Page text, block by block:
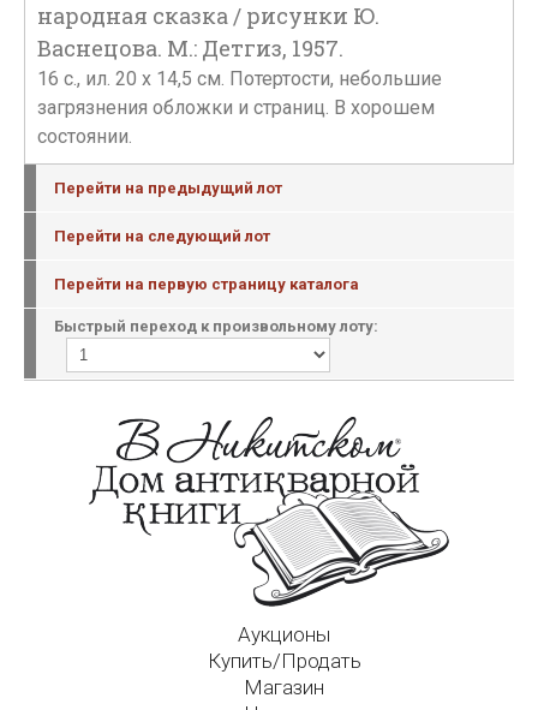
народная сказка / рисунки Ю.
Васнецова. М.: Детгиз, 1957.
16 с., ил. 20 х 14,5 см. Потертости, небольшие
загрязнения обложки и страниц. В хорошем
состоянии.
Перейти на предыдущий лот
Перейти на следующий лот
Перейти на первую страницу каталога
Быстрый переход к произвольному лоту:
Аукционы
Купить/Продать
Магазин